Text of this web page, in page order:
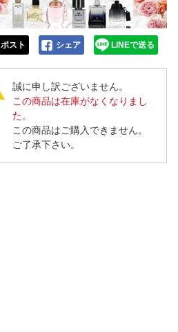
ポスト シェア LINEで送る
誠に申し訳ございません。
この商品は在庫がなくなりまし
た。
この商品はご購入できません。
ご了承下さい。